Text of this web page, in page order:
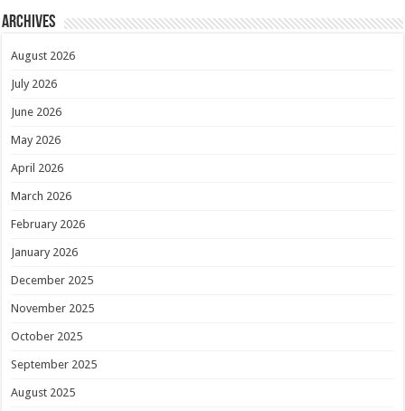
Archives
August 2026
July 2026
June 2026
May 2026
April 2026
March 2026
February 2026
January 2026
December 2025
November 2025
October 2025
September 2025
August 2025